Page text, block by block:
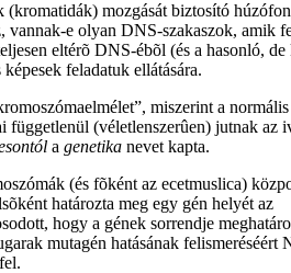
mozgását biztosító
vannak-e olyan DNS-szakaszok, amik
eltérõ DNS-ébõl (és a hasonló,
feladatuk ellátására.
miszerint a
függetlenül (véletlenszerûen) jutnak az
a genetika nevet kapta.
(és fõként az ecetmuslica)
határozta meg egy gén helyét az
hogy a gének sorrendje
mutagén hatásának felismeréséért